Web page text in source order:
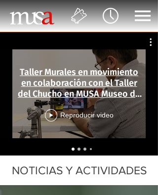
Taller Murales en movimiento
en colaboración con el Taller
del Chucho en MUSA Museo de
las Artes
Reproducir video
NOTICIAS Y ACTIVIDADES